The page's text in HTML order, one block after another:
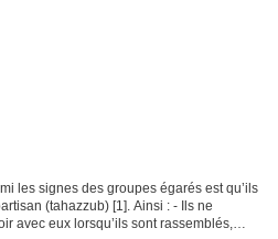
les signes des groupes égarés est qu’ils
(tahazzub) [1]. Ainsi : - Ils ne
avec eux lorsqu’ils sont rassemblés,